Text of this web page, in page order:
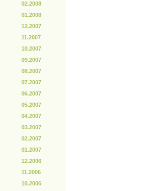
02.2008
01.2008
12.2007
11.2007
10.2007
09.2007
08.2007
07.2007
06.2007
05.2007
04.2007
03.2007
02.2007
01.2007
12.2006
11.2006
10.2006